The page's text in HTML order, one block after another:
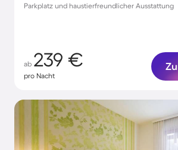
Parkplatz und haustierfreundlicher Ausstattung
ab 239 €
pro Nacht